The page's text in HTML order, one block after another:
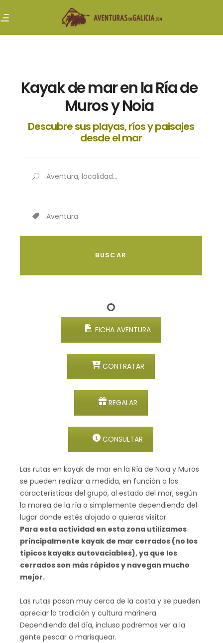
Kayak de mar en la Ría de
Muros y Noia
Descubre sus playas, ríos y paisajes
desde el mar
Aventura
FICHA AVENTURA
CONTRATAR
REGALAR
CONSULTAR
Las rutas en kayak de mar en la Ría de Noia y Muros
se pueden realizar a medida, en función a las
características del grupo, al estado del mar, según
la marea de la ría o simplemente dependiendo del
lugar donde estés alojado o quieras visitar.
Para esta actividad en esta zona utilizamos
principalmente kayak de mar cerrados (no los
típicos kayaks autovaciables), ya que los
cerrados son más rápidos y navegan mucho
mejor.
Las rutas pasan muy cerca de la costa y se pueden
apreciar la tradición y cultura marinera.
Dependiendo del día, incluso podremos ver a la
gente pescar o marisquear.